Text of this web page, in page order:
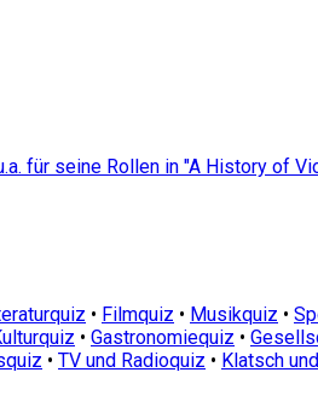
für seine Rollen in "A History of
• Filmquiz • Musikquiz •
• Gastronomiequiz •
• TV und Radioquiz • Klatsch